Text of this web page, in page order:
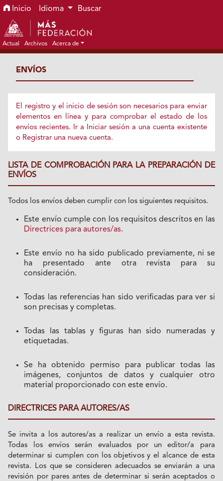
Ir al menú de navegación principal
Ir al contenido principal
Ir al pie de página del sitio
Inicio Idioma Buscar
Actual Archivos Acerca de
ENVÍOS
El registro y el inicio de sesión son necesarios para enviar
elementos en línea y para comprobar el estado de los
envíos recientes. Ir a Iniciar sesióna una cuenta existente
o Registrar una nueva cuenta.
LISTA DE COMPROBACIÓN PARA LA PREPARACIÓN DE
ENVÍOS
Todos los envíos deben cumplir con los siguientes requisitos.
Este envío cumple con los requisitos descritos en las
Directrices para autores/as.
Este envío no ha sido publicado previamente, ni se
ha presentado ante otra revista para su
consideración.
Todas las referencias han sido verificadas para ver si
son precisas y completas.
Todas las tablas y figuras han sido numeradas y
etiquetadas.
Se ha obtenido permiso para publicar todas las
imágenes, conjuntos de datos y cualquier otro
material proporcionado con este envío.
DIRECTRICES PARA AUTORES/AS
Se invita a los autores/as a realizar un envío a esta revista.
Todas los envíos serán evaluados por un editor/a para
determinar si cumplen con los objetivos y el alcance de esta
revista. Los que se consideren adecuados se enviarán a una
revisión por pares antes de determinar si serán aceptados o